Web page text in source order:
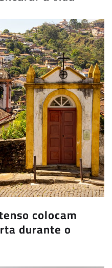
colocam
durante o